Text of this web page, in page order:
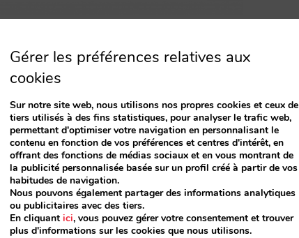
en une volonté
parité inefficace mais dévoués à la cause.
mauvaise comparée au monde opaque et
ne dura pas très longtemps. Bien que nous
manager, certaines OTA affichaient
tout cela arrivait-il ? Le modèle
et vers lequel Booking.com est en train
Gérer les préférences relatives aux
cookies
Sur notre site web, nous utilisons nos propres cookies et ceux de
tiers utilisés à des fins statistiques, pour analyser le trafic web,
permettant d'optimiser votre navigation en personnalisant le
contenu en fonction de vos préférences et centres d'intérêt, en
offrant des fonctions de médias sociaux et en vous montrant de
la publicité personnalisée basée sur un profil créé à partir de vos
habitudes de navigation.
Nous pouvons également partager des informations analytiques
ou publicitaires avec des tiers.
En cliquant ici, vous pouvez gérer votre consentement et trouver
plus d'informations sur les cookies que nous utilisons.